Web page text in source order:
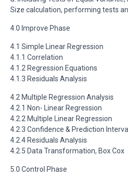
Size calculation, performing tests
4.0 Improve Phase
4.1 Simple Linear Regression
4.1.1 Correlation
4.1.2 Regression Equations
4.1.3 Residuals Analysis
4.2 Multiple Regression Analysis
4.2.1 Non- Linear Regression
4.2.2 Multiple Linear Regression
4.2.3 Confidence & Prediction
4.2.4 Residuals Analysis
4.2.5 Data Transformation, Box Cox
5.0 Control Phase